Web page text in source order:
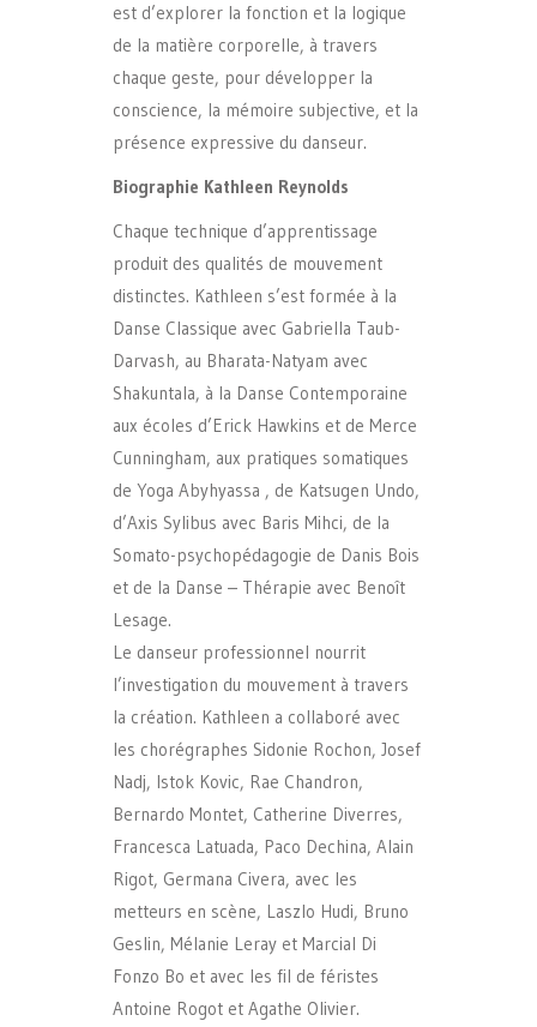
est d’explorer la fonction et la logique
de la matière corporelle, à travers
chaque geste, pour développer la
conscience, la mémoire subjective, et la
présence expressive du danseur.
Biographie Kathleen Reynolds
Chaque technique d’apprentissage
produit des qualités de mouvement
distinctes. Kathleen s’est formée à la
Danse Classique avec Gabriella Taub-
Darvash, au Bharata-Natyam avec
Shakuntala, à la Danse Contemporaine
aux écoles d’Erick Hawkins et de Merce
Cunningham, aux pratiques somatiques
de Yoga Abyhyassa , de Katsugen Undo,
d’Axis Sylibus avec Baris Mihci, de la
Somato-psychopédagogie de Danis Bois
et de la Danse – Thérapie avec Benoît
Lesage.
Le danseur professionnel nourrit
l’investigation du mouvement à travers
la création. Kathleen a collaboré avec
les chorégraphes Sidonie Rochon, Josef
Nadj, Istok Kovic, Rae Chandron,
Bernardo Montet, Catherine Diverres,
Francesca Latuada, Paco Dechina, Alain
Rigot, Germana Civera, avec les
metteurs en scène, Laszlo Hudi, Bruno
Geslin, Mélanie Leray et Marcial Di
Fonzo Bo et avec les fil de féristes
Antoine Rogot et Agathe Olivier.